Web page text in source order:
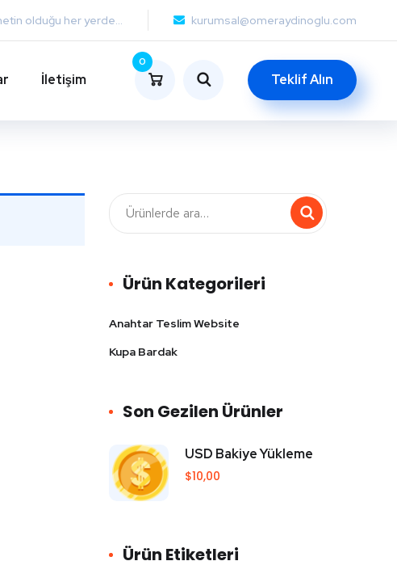
olduğu her yerde... kurumsal@omeraydinoglu.com
İletişim
0
Teklif Alın
Ürün Kategorileri
Anahtar Teslim Website
Kupa Bardak
Son Gezilen Ürünler
USD Bakiye Yükleme
$10,00
Ürün Etiketleri